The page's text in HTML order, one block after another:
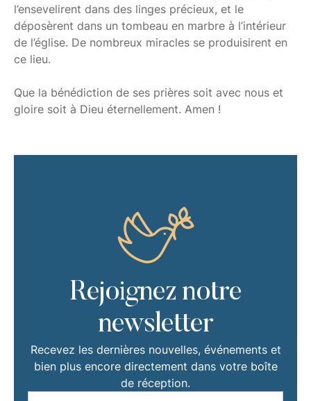
l’ensevelirent dans des linges précieux, et le
déposèrent dans un tombeau en marbre à l’intérieur
de l’église. De nombreux miracles se produisirent en
ce lieu.
Que la bénédiction de ses prières soit avec nous et
gloire soit à Dieu éternellement. Amen !
Rejoignez notre
newsletter
Recevez les dernières nouvelles, événements et
bien plus encore directement dans votre boîte
de réception.